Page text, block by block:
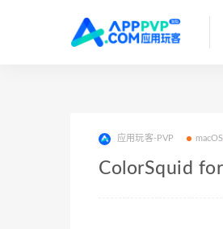
应用玩客-PVP macOS
ColorSquid